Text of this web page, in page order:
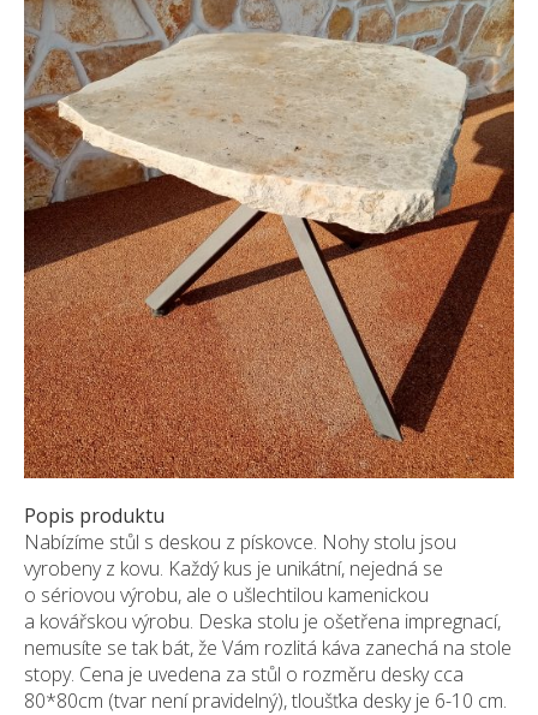
Pískovec
Solitéry
Kamenné bloky
Výrobky z kamene na zakázku
BERA GRAVEL FIX
Creative Floor
Terazzo
Doplňkový sortiment
DLAŽEBNÍ KOSTKY
KAMENNÉ DLAŽBY, OBKLADY
MLATOVÉ POVRCHY
ZAKÁZKY NA MÍRU
VÝPRODEJ
BLOG
KONTAKT
Popis produktu
Nabízíme stůl s deskou z pískovce. Nohy stolu jsou
vyrobeny z kovu. Každý kus je unikátní, nejedná se
o sériovou výrobu, ale o ušlechtilou kamenickou
a kovářskou výrobu. Deska stolu je ošetřena impregnací,
nemusíte se tak bát, že Vám rozlitá káva zanechá na stole
stopy. Cena je uvedena za stůl o rozměru desky cca
80*80cm (tvar není pravidelný), tloušťka desky je 6-10 cm.